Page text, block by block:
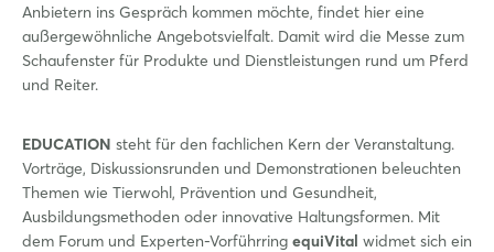
Anbietern ins Gespräch kommen möchte, findet hier eine
außergewöhnliche Angebotsvielfalt. Damit wird die Messe zum
Schaufenster für Produkte und Dienstleistungen rund um Pferd
und Reiter.
EDUCATION steht für den fachlichen Kern der Veranstaltung.
Vorträge, Diskussionsrunden und Demonstrationen beleuchten
Themen wie Tierwohl, Prävention und Gesundheit,
Ausbildungsmethoden oder innovative Haltungsformen. Mit
dem Forum und Experten-Vorführring equiVital widmet sich ein